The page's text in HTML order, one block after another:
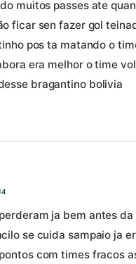
muitos passes ate
ficar sen fazer gol
pos ta matando o
era melhor o time
bragantino bolivia
ja bem antes da
se cuida sampaio ja
com times fracos